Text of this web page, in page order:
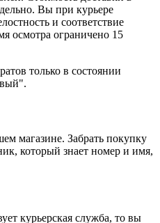
Вы при курьере
и соответствие
осмотра ограничено 15
только в состоянии
магазине. Забрать покупку
который знает номер и имя,
курьерская служба, то вы